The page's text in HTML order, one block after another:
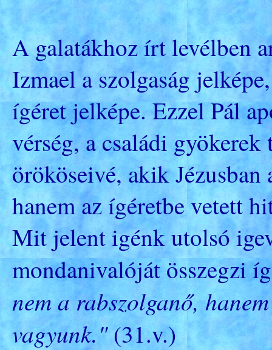
A galatákhoz írt levélben
Izmael a szolgaság
ígéret jelképe. Ezzel Pál
vérség, a családi
örököseivé, akik
hanem az ígéretbe vetett
Mit jelent igénk utolsó
mondanivalóját összegzi
nem a rabszolganő,
vagyunk."(31.v.)